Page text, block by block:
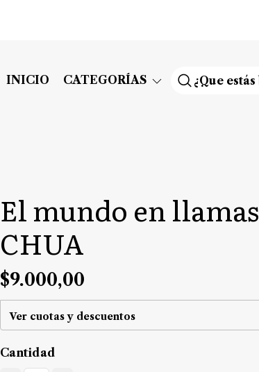
INICIO CATEGORÍAS
El mundo en llamas
CHUA
$9.000,00
Ver cuotas y descuentos
Cantidad